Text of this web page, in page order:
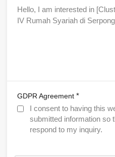
GDPR Agreement *
I consent to having this
submitted information so
respond to my inquiry.